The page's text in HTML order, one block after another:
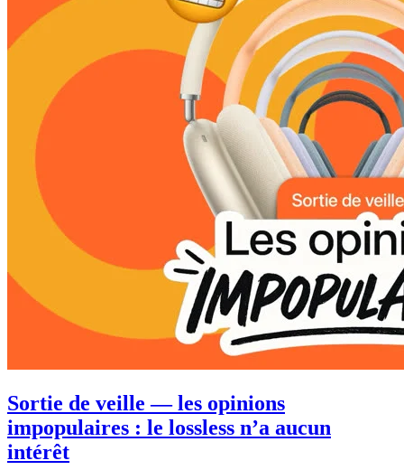
Sortie de veille — les opinions
impopulaires : le lossless n’a aucun
intérêt